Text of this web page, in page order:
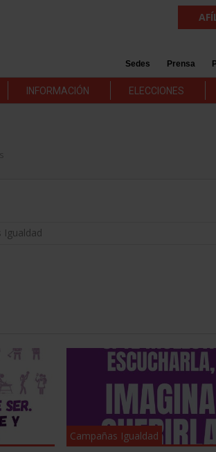
Sedes Prensa
INFORMACIÓN ELECCIONES
Igualdad
Campañas Igualdad